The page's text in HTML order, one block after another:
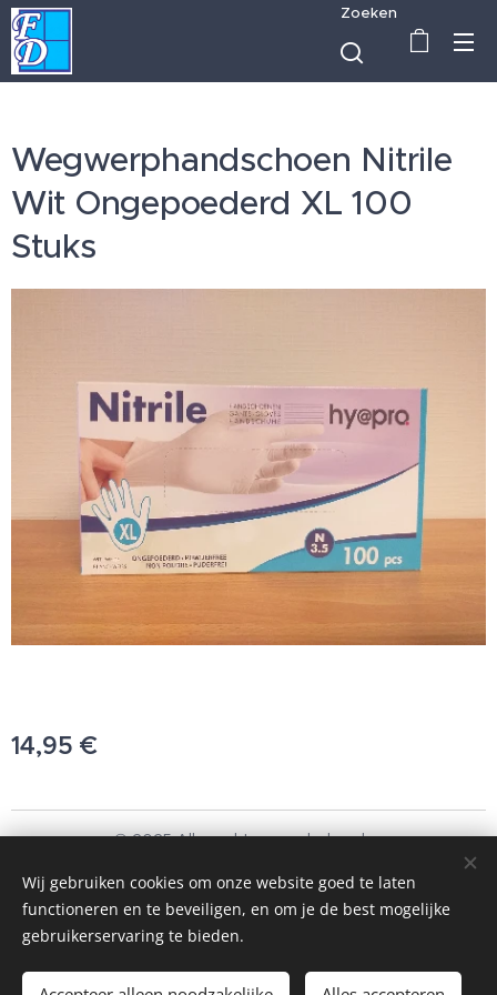
Zoeken
Wegwerphandschoen Nitrile
Wit Ongepoederd XL 100
Stuks
14,95 €
© 2025 Alle rechten voorbehouden
Schoonmaakbedrijf Frando Bv
Cookies
Wij gebruiken cookies om onze website goed te laten
functioneren en te beveiligen, en om je de best mogelijke
gebruikerservaring te bieden.